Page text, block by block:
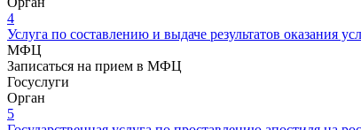
4
Услуга по составлению и выдаче результатов оказания
МФЦ
Записаться на прием в МФЦ
Госуслуги
Орган
5